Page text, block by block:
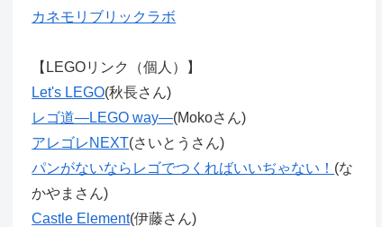
カネモリブリックラボ
【LEGOリンク（個人）】
Let's LEGO(秋長さん)
レゴ道―LEGO way―(Mokoさん)
アレゴレNEXT(さいとうさん)
パンがないならレゴでつくればいいぢゃない！ (な
かやまさん)
Castle Element(伊藤さん)